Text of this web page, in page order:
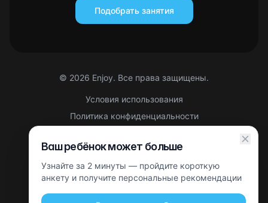
Подобрать занятия
© 2026 Enjoy. Все права защищены.
Условия использования
Политика конфиденциальности
Партнерская оферта
Этот сайт защищен reCAPTCHA. Применяются Политика
конфиденциальности и Условия использования Google.
Ваш ребёнок может больше
Узнайте за 2 минуты — пройдите короткую
анкету и получите персональные рекомендации